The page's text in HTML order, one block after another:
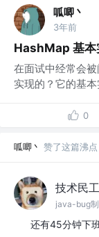
呱唧丶
3年前
HashMap 基本
在面试中经常会
实现的？它的基
0
呱唧丶 赞了这篇沸点
技术民工
java-bug
还有45分钟下